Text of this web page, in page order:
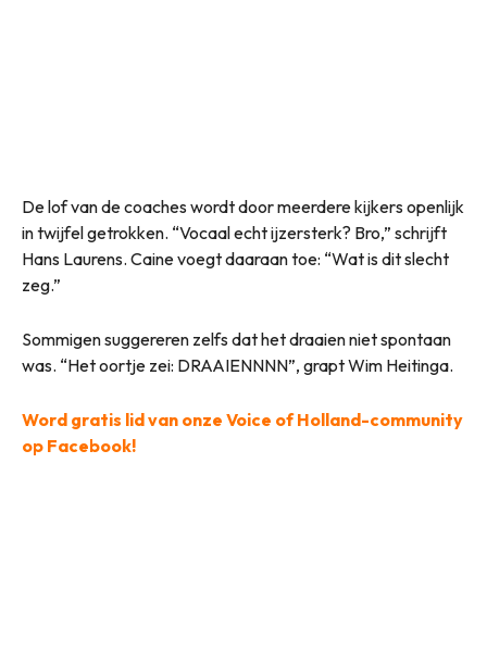
De lof van de coaches wordt door meerdere kijkers openlijk
in twijfel getrokken. “Vocaal echt ijzersterk? Bro,” schrijft
Hans Laurens. Caine voegt daaraan toe: “Wat is dit slecht
zeg.”
Sommigen suggereren zelfs dat het draaien niet spontaan
was. “Het oortje zei: DRAAIENNNN”, grapt Wim Heitinga.
Word gratis lid van onze Voice of Holland-community
op Facebook!